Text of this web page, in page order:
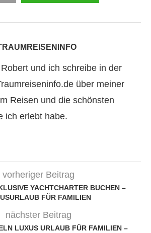
und ich schreibe in der
über meiner
Reisen und die schönsten
ich erlebt habe.
vorheriger Beitrag
YACHTCHARTER BUCHEN –
FÜR FAMILIEN
nächster Beitrag
LUXUS URLAUB FÜR FAMILIEN –